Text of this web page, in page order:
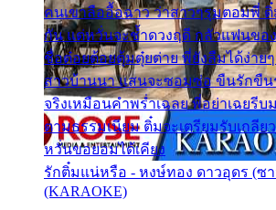
คนเขาลืออื้อฉาว ว่าสาวๆรุมตอมพี่
กัน แต่หวั่นจะช้ำดวงฤดี กลัวแฟนข
ชื่อต๋อยต้อยตุ้มตุ๋ยต่าย พี่ยังลืมได้ง่าย
สาวบ้านนา แสนจะซอมซ่อ ขืนรักขืน
จริงเหมือนคำพร่ำเฉลย พี่อย่าเฉยรี
ตามธรรมเนียม ติ๋มจะเตรียมรับเกลี
หวั่นขอยอมได้เคียง
รักติ๋มแน่หรือ - หงษ์ทอง ดาวอุดร (ซ
(KARAOKE)